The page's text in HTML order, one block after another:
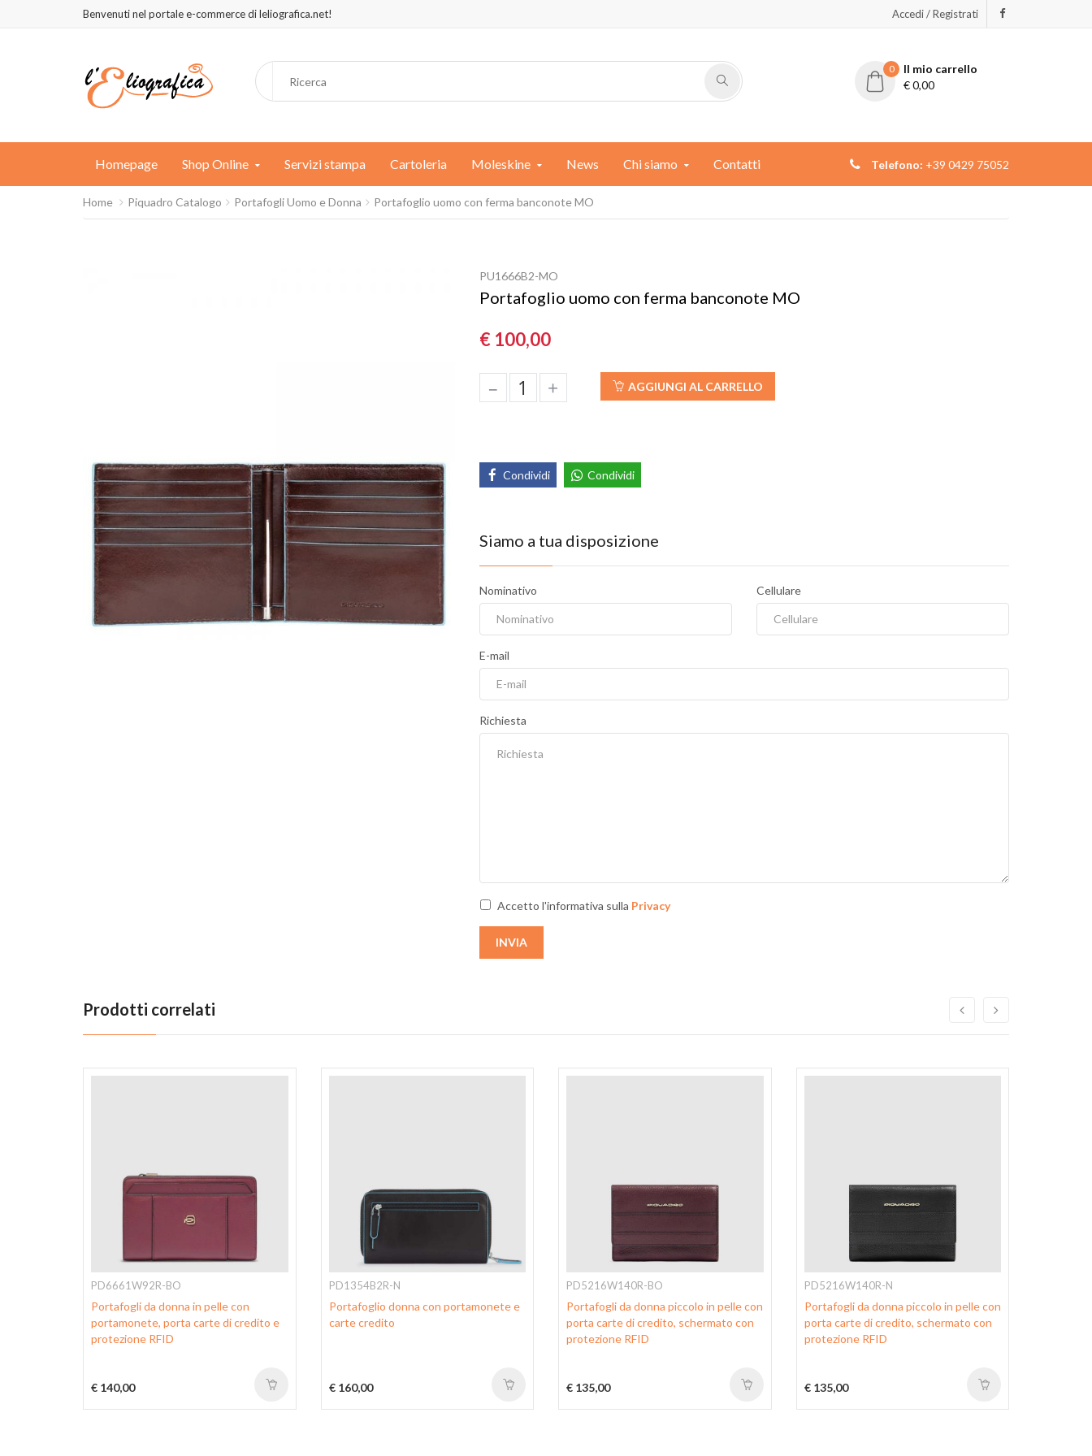
Benvenuti nel portale e-commerce di leliografica.net! Accedi / Registrati
0
Il mio carrello
€0,00
Homepage Shop Online Servizi stampa Cartoleria Moleskine News Chi siamo Contatti Telefono: +39 0429 75052
Home Piquadro Catalogo Portafogli Uomo e Donna Portafoglio uomo con ferma banconote MO
PU1666B2-MO
Portafoglio uomo con ferma banconote MO
€ 100,00
– + AGGIUNGI AL CARRELLO
Condividi Condividi
Siamo a tua disposizione
Nominativo Cellulare
E-mail
Richiesta
Accetto l'informativa sulla Privacy
INVIA
Prodotti correlati
PD6661W92R-BO
Portafogli da donna in pelle con
portamonete, porta carte di credito e
protezione RFID
€ 140,00
PD1354B2R-N
Portafoglio donna con portamonete e
carte credito
€ 160,00
PD5216W140R-BO
Portafogli da donna piccolo in pelle con
porta carte di credito, schermato con
protezione RFID
€ 135,00
PD5216W140R-N
Portafogli da donna piccolo in pelle con
porta carte di credito, schermato con
protezione RFID
€ 135,00